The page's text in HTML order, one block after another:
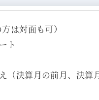
は対面も可）
ト
決算月の前月、決算月